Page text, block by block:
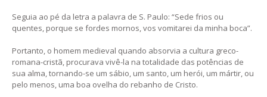
Seguia ao pé da letra a palavra de S. Paulo: “Sede frios ou
quentes, porque se fordes mornos, vos vomitarei da minha boca”.
Portanto, o homem medieval quando absorvia a cultura greco-
romana-cristã, procurava vivê-la na totalidade das potências de
sua alma, tornando-se um sábio, um santo, um herói, um mártir, ou
pelo menos, uma boa ovelha do rebanho de Cristo.